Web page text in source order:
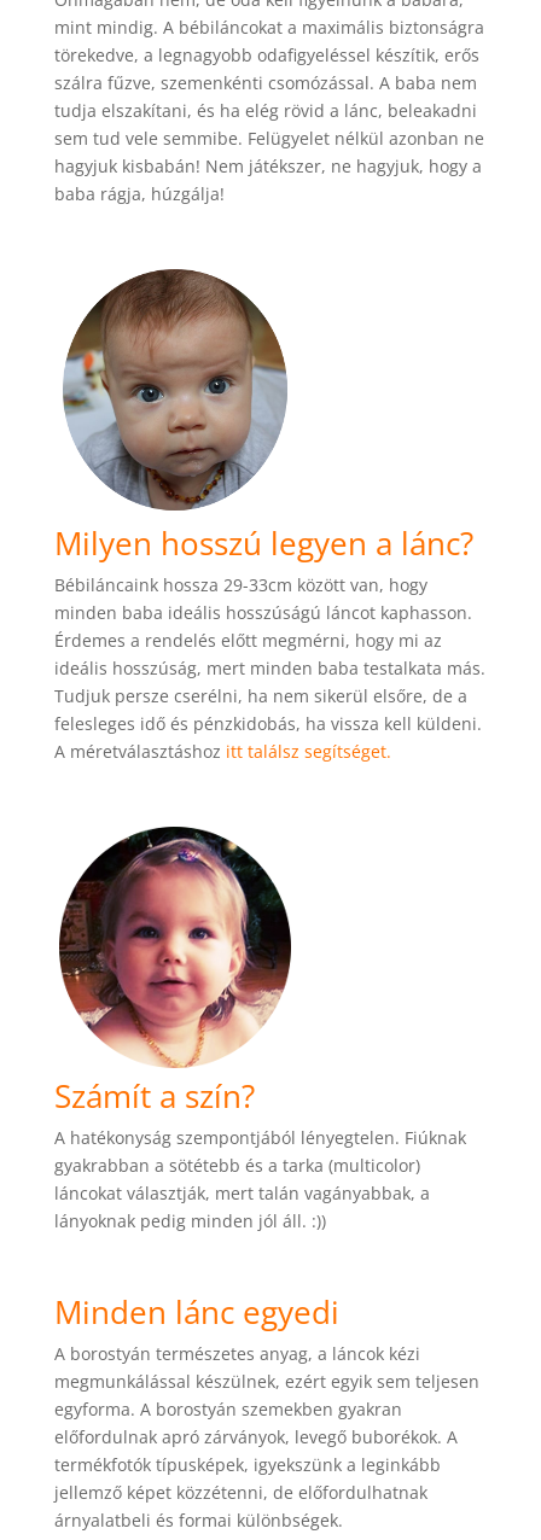
mint mindig. A bébiláncokat a maximális biztonságra
törekedve, a legnagyobb odafigyeléssel készítik, erős
szálra fűzve, szemenkénti csomózással. A baba nem
tudja elszakítani, és ha elég rövid a lánc, beleakadni
sem tud vele semmibe. Felügyelet nélkül azonban ne
hagyjuk kisbabán! Nem játékszer, ne hagyjuk, hogy a
baba rágja, húzgálja!
Milyen hosszú legyen a lánc?
Bébiláncaink hossza 29-33cm között van, hogy
minden baba ideális hosszúságú láncot kaphasson.
Érdemes a rendelés előtt megmérni, hogy mi az
ideális hosszúság, mert minden baba testalkata más.
Tudjuk persze cserélni, ha nem sikerül elsőre, de a
felesleges idő és pénzkidobás, ha vissza kell küldeni.
A méretválasztáshoz itt találsz segítséget.
Számít a szín?
A hatékonyság szempontjából lényegtelen. Fiúknak
gyakrabban a sötétebb és a tarka (multicolor)
láncokat választják, mert talán vagányabbak, a
lányoknak pedig minden jól áll. :))
Minden lánc egyedi
A borostyán természetes anyag, a láncok kézi
megmunkálással készülnek, ezért egyik sem teljesen
egyforma. A borostyán szemekben gyakran
előfordulnak apró zárványok, levegő buborékok. A
termékfotók típusképek, igyekszünk a leginkább
jellemző képet közzétenni, de előfordulhatnak
árnyalatbeli és formai különbségek.